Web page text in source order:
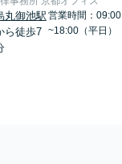
丸御池駅
ら徒歩7
営業時間：09:00
~18:00（平日）